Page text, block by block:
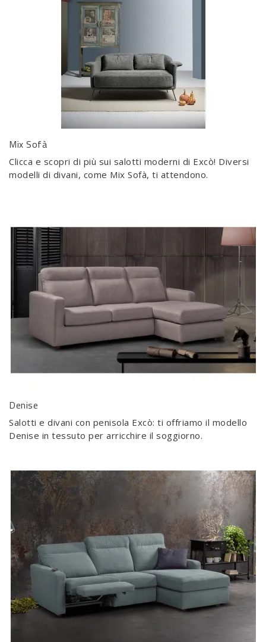
Mix Sofà
Clicca e scopri di più sui salotti moderni di Excò! Diversi
modelli di divani, come Mix Sofà, ti attendono.
Denise
Salotti e divani con penisola Excò: ti offriamo il modello
Denise in tessuto per arricchire il soggiorno.